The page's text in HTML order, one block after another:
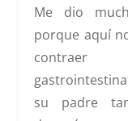
Me dio
porque aquí
contraer
su padre